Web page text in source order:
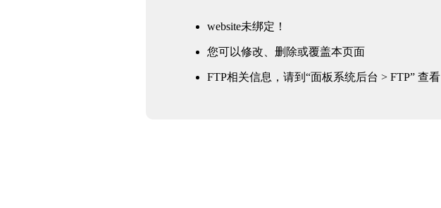
website未绑定！
您可以修改、删除或覆盖本页面
FTP相关信息，请到“面板系统后台 > FTP” 查看